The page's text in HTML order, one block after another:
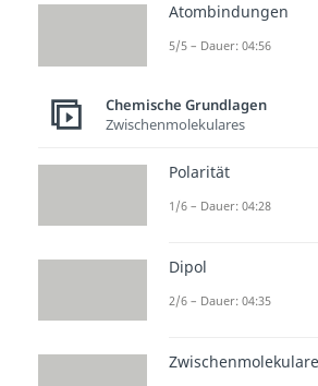
Atombindungen
5/5 – Dauer: 04:56
Chemische Grundlagen
Zwischenmolekulares
Polarität
1/6 – Dauer: 04:28
Dipol
2/6 – Dauer: 04:35